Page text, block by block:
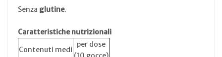
Senza glutine.
Caratteristiche nutrizionali
Contenuti medi
per dose